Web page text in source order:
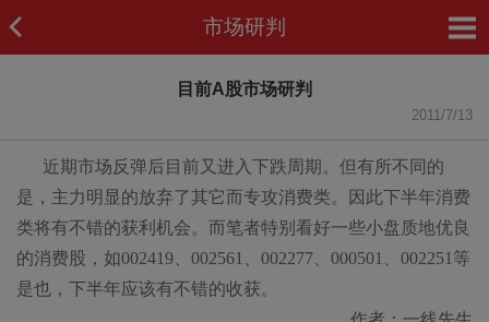
市场研判
目前A股市场研判
2011/7/13
近期市场反弹后目前又进入下跌周期。但有所不同的
是，主力明显的放弃了其它而专攻消费类。因此下半年消费
类将有不错的获利机会。而笔者特别看好一些小盘质地优良
的消费股，如002419、002561、002277、000501、002251等
是也，下半年应该有不错的收获。